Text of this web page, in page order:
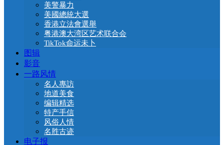
美警暴力
美國總統大選
香港立法會選舉
粤港澳大湾区艺术联合会
TikTok命运未卜
图辑
影音
一路风情
名人專訪
地道美食
编辑精选
特产手信
风俗人情
名胜古迹
电子报